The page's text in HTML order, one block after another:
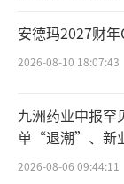
养，“人食
“精致养
到了其他领
安德玛2027财
2026-08-10 18:07:43
九洲药业中报
单“退潮”、新
难关待闯
2026-08-06 09:44:11